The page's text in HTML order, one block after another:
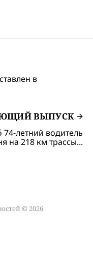
в
ВЫПУСК
летний водитель
на 218 км трассы...
© 2026